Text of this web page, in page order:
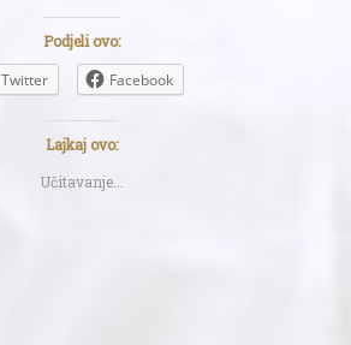
Podjeli ovo:
Twitter Facebook
Lajkaj ovo:
Učitavanje...